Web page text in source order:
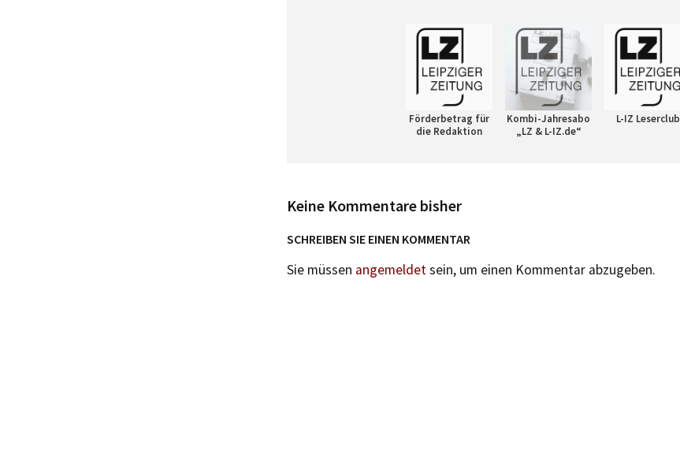
Förderbetrag für
die Redaktion
Kombi-Jahresabo
„LZ & L-IZ.de“
L-IZ Leserclub
Keine Kommentare bisher
SCHREIBEN SIE EINEN KOMMENTAR
Sie müssen angemeldetsein, um einen Kommentar abzugeben.